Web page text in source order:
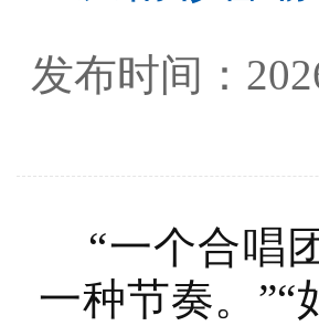
发布时间：
“一个合唱
一种节奏。